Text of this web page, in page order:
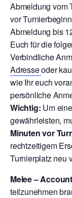
Abmeldung vom
vor
Abmeldung bis
Euch für die
Verbindliche
Adresseoder
wie Ihr euch
persönliche
Wichtig: Um
gewährleisten,
Minuten vor
rechtzeitigem
Turnierplatz neu
Melee –
teilzunehmen